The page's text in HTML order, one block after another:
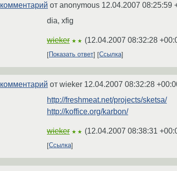
комментарий от anonymous 12.04.2007 08:25:59
dia, xfig
wieker ★★ (12.04.2007 08:32:28
Показать ответ Ссылка
комментарий от wieker 12.04.2007 08:32:28
http://freshmeat.net/projects/sketsa/
http://koffice.org/karbon/
wieker ★★ (12.04.2007 08:38:31
Ссылка